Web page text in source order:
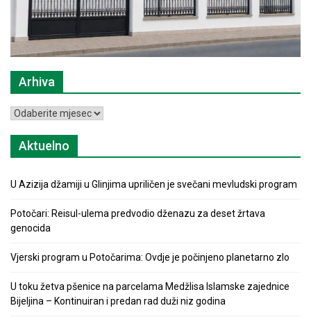
Arhiva
Arhiva
Aktuelno
U Azizija džamiji u Glinjima upriličen je svečani mevludski program
Potočari: Reisul-ulema predvodio dženazu za deset žrtava
genocida
Vjerski program u Potočarima: Ovdje je počinjeno planetarno zlo
U toku žetva pšenice na parcelama Medžlisa Islamske zajednice
Bijeljina – Kontinuiran i predan rad duži niz godina